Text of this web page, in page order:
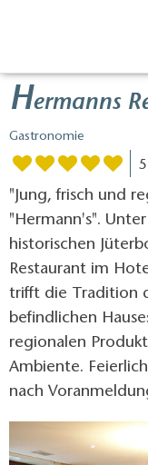
Hermanns
Gastronomie
"Jung, frisch und
"Hermann's".
historischen
Restaurant im
trifft die Tradition
befindlichen
regionalen
Ambiente.
nach